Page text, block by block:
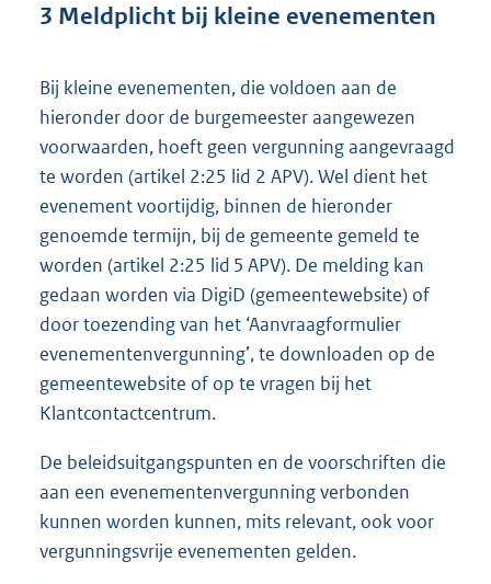
3 Meldplicht bij kleine evenementen
Bij kleine evenementen, die voldoen aan de
hieronder door de burgemeester aangewezen
voorwaarden, hoeft geen vergunning aangevraagd
te worden (artikel 2:25 lid 2 APV). Wel dient het
evenement voortijdig, binnen de hieronder
genoemde termijn, bij de gemeente gemeld te
worden (artikel 2:25 lid 5 APV). De melding kan
gedaan worden via DigiD (gemeentewebsite) of
door toezending van het ‘Aanvraagformulier
evenementenvergunning’, te downloaden op de
gemeentewebsite of op te vragen bij het
Klantcontactcentrum.
De beleidsuitgangspunten en de voorschriften die
aan een evenementenvergunning verbonden
kunnen worden kunnen, mits relevant, ook voor
vergunningsvrije evenementen gelden.